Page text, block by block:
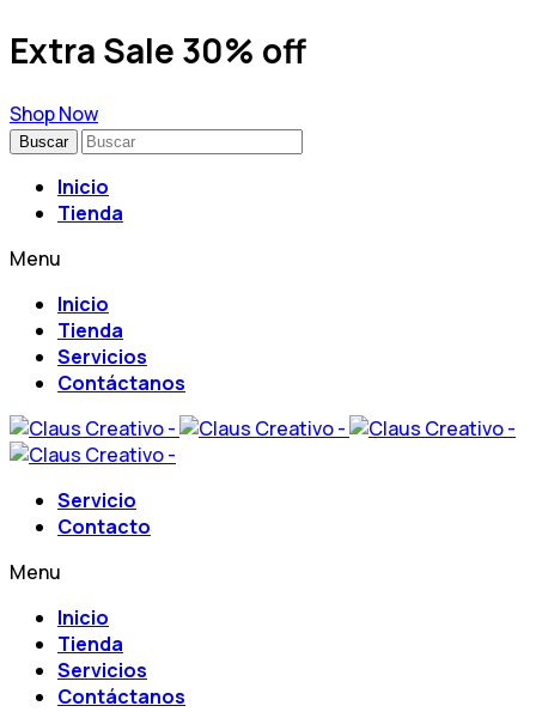
Extra Sale 30% off
Shop Now
Buscar
Inicio
Tienda
Menu
Inicio
Tienda
Servicios
Contáctanos
Servicio
Contacto
Menu
Inicio
Tienda
Servicios
Contáctanos